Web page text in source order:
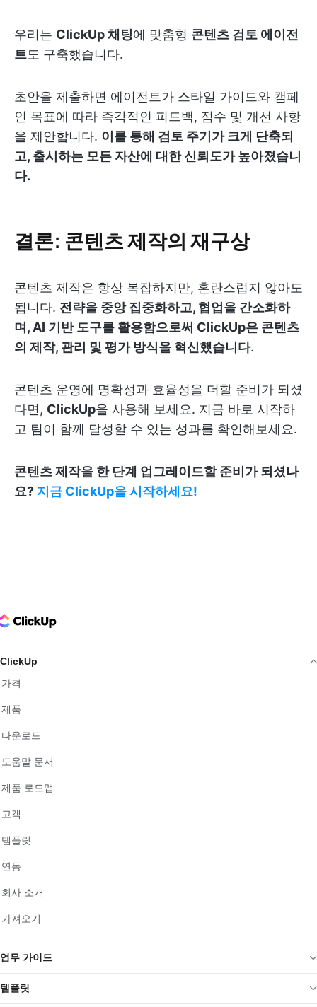
우리는 ClickUp 채팅에 맞춤형 콘텐츠 검토 에이전
트도 구축했습니다.
초안을 제출하면 에이전트가 스타일 가이드와 캠페
인 목표에 따라 즉각적인 피드백, 점수 및 개선 사항
을 제안합니다. 이를 통해 검토 주기가 크게 단축되
고, 출시하는 모든 자산에 대한 신뢰도가 높아졌습니
다.
결론: 콘텐츠 제작의 재구상
콘텐츠 제작은 항상 복잡하지만, 혼란스럽지 않아도
됩니다. 전략을 중앙 집중화하고, 협업을 간소화하
며, AI 기반 도구를 활용함으로써 ClickUp은 콘텐츠
의 제작, 관리 및 평가 방식을 혁신했습니다.
콘텐츠 운영에 명확성과 효율성을 더할 준비가 되셨
다면, ClickUp을 사용해 보세요. 지금 바로 시작하
고 팀이 함께 달성할 수 있는 성과를 확인해보세요.
콘텐츠 제작을 한 단계 업그레이드할 준비가 되셨나
요? 지금 ClickUp을 시작하세요!
Logo
ClickUp
가격
제품
다운로드
도움말 문서
제품 로드맵
고객
템플릿
연동
회사 소개
가져오기
업무 가이드
템플릿